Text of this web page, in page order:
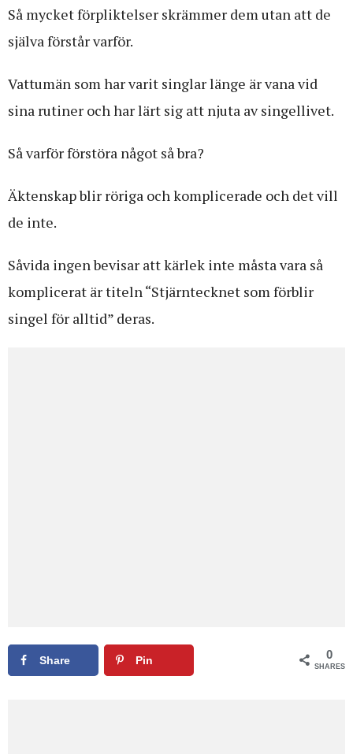
Så mycket förpliktelser skrämmer dem utan att de
själva förstår varför.
Vattumän som har varit singlar länge är vana vid
sina rutiner och har lärt sig att njuta av singellivet.
Så varför förstöra något så bra?
Äktenskap blir röriga och komplicerade och det vill
de inte.
Såvida ingen bevisar att kärlek inte måsta vara så
komplicerat är titeln “Stjärntecknet som förblir
singel för alltid” deras.
Share Pin 0
SHARES